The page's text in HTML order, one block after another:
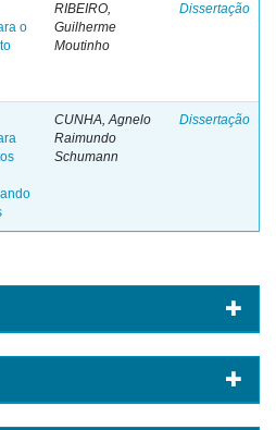
o
RIBEIRO,
Guilherme
Moutinho
Dissertação
CUNHA, Agnelo
Raimundo
Schumann
Dissertação